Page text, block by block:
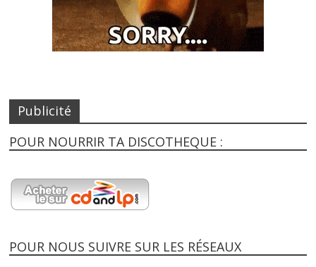
Publicité
POUR NOURRIR TA DISCOTHEQUE :
POUR NOUS SUIVRE SUR LES RÉSEAUX